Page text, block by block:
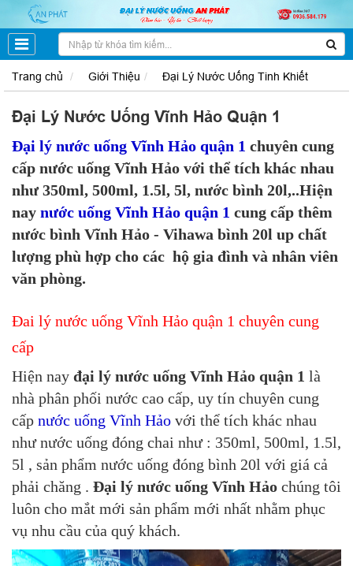
Trang chủ Giới Thiệu Đại Lý Nước Uống Tinh Khiết
Đại Lý Nước Uống Vĩnh Hảo Quận 1
Đại lý nước uống Vĩnh Hảo quận 1 chuyên cung
cấp nước uống Vĩnh Hảo với thể tích khác nhau
như 350ml, 500ml, 1.5l, 5l, nước bình 20l,..Hiện
nay nước uống Vĩnh Hảo quận 1 cung cấp thêm
nước bình Vĩnh Hảo - Vihawa bình 20l up chất
lượng phù hợp cho các hộ gia đình và nhân viên
văn phòng.
Đai lý nước uống Vĩnh Hảo quận 1 chuyên cung
cấp
Hiện nay đại lý nước uống Vĩnh Hảo quận 1 là
nhà phân phối nước cao cấp, uy tín chuyên cung
cấp nước uống Vĩnh Hảo với thể tích khác nhau
như nước uống đóng chai như : 350ml, 500ml, 1.5l,
5l , sản phẩm nước uống đóng bình 20l với giá cả
phải chăng . Đại lý nước uống Vĩnh Hảo chúng tôi
luôn cho mắt mới sản phẩm mới nhất nhằm phục
vụ nhu cầu của quý khách.